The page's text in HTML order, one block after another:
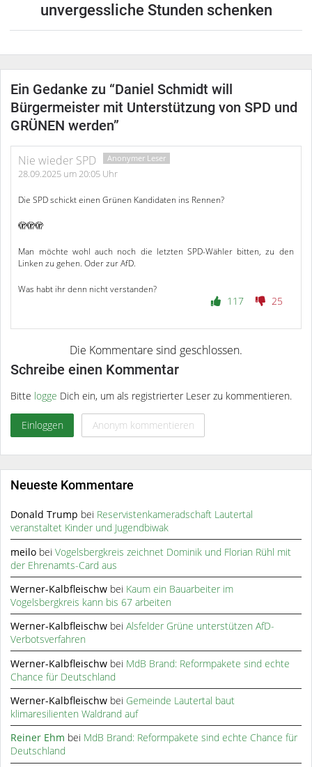
unvergessliche Stunden schenken
Ein Gedanke zu “Daniel Schmidt will
Bürgermeister mit Unterstützung von SPD und
GRÜNEN werden”
Nie wieder SPD
28.09.2025 um 20:05 Uhr
Die SPD schickt einen Grünen Kandidaten ins Rennen?
🫣🫣🫣
Man möchte wohl auch noch die letzten SPD-Wähler bitten, zu den
Linken zu gehen. Oder zur AfD.
Was habt ihr denn nicht verstanden?
117 25
Schreibe einen Kommentar
Bitte logge Dich ein, um als registrierter Leser zu kommentieren.
Einloggen Anonym kommentieren
Neueste Kommentare
Donald Trump bei Reservistenkameradschaft Lautertal
veranstaltet Kinder und Jugendbiwak
meilo beiVogelsbergkreis zeichnet Dominik und Florian Rühl mit
der Ehrenamts-Card aus
Werner-Kalbfleischw bei Kaum ein Bauarbeiter im
Vogelsbergkreis kann bis 67 arbeiten
Werner-Kalbfleischw beiAlsfelder Grüne unterstützen AfD-
Verbotsverfahren
Werner-Kalbfleischw bei MdB Brand: Reformpakete sind echte
Chance für Deutschland
Werner-Kalbfleischw bei Gemeinde Lautertal baut
klimaresilienten Waldrand auf
Reiner Ehm bei MdB Brand: Reformpakete sind echte Chance für
Deutschland